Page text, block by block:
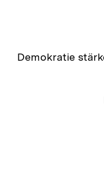
Zur
Demokratie